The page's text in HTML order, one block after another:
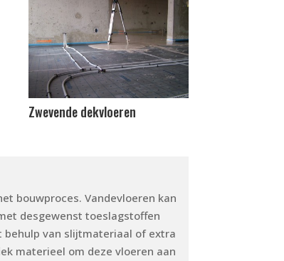
Zwevende dekvloeren
bouwproces. Vandevloeren kan
desgewenst toeslagstoffen
behulp van slijtmateriaal of extra
materieel om deze vloeren aan